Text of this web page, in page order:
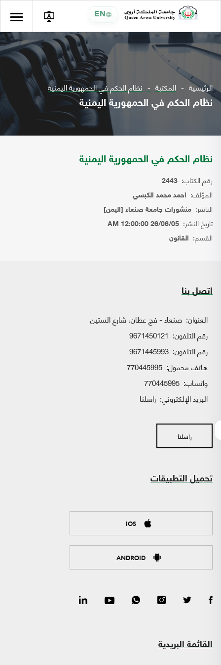
EN
الرئيسية المكتبة نظام الحكم في الحمهورية اليمنية
نظام الحكم في الحمهورية اليمنية
نظام الحكم في الحمهورية اليمنية
رقم الكتاب: 2443
المؤلف: احمد محمد الكبسي
الناشر: منشورات جامعة صنعاء [اليمن]
تاريخ النشر: 26/06/05 12:00:00 AM
القسم: القانون
اتصل بنا
العنوان: صنعاء - فج عطان، شارع الستين
رقم التلفون: 9671450121
رقم التلفون: 9671445993
هاتف محمول: 770445995
واتساب:
البريد الإلكتروني: راسلنا
راسلنا
تحميل التطبيقات
IOS
ANDROID
القائمة البريدية